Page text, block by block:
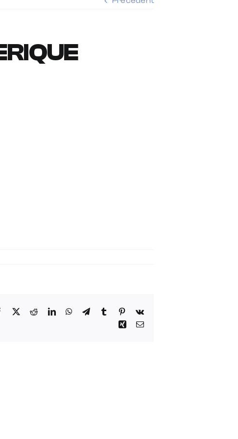
Facebook RedditLinkedInWhatsApp
TelegramTumblrPinterest
Vk
Xing Courriel